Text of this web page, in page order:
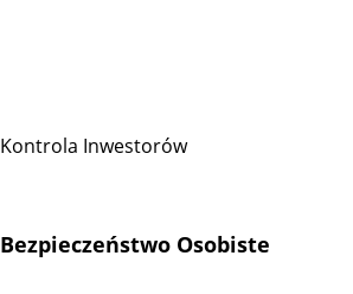
Kontrola Inwestorów
Bezpieczeństwo Osobiste